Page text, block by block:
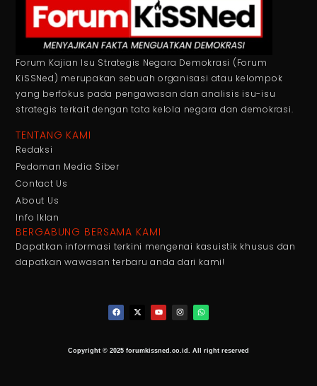
Forum Kajian Isu Strategis Negara Demokrasi (Forum
KiSSNed) merupakan sebuah organisasi atau kelompok
yang berfokus pada pengawasan dan analisis isu-isu
strategis terkait dengan tata kelola negara dan demokrasi.
TENTANG KAMI
Redaksi
Pedoman Media Siber
Contact Us
About Us
Info Iklan
BERGABUNG BERSAMA KAMI
Dapatkan informasi terkini mengenai kasuistik khusus dan
dapatkan wawasan terbaru anda dari kami!
Copyright © 2025 forumkissned.co.id. All right reserved